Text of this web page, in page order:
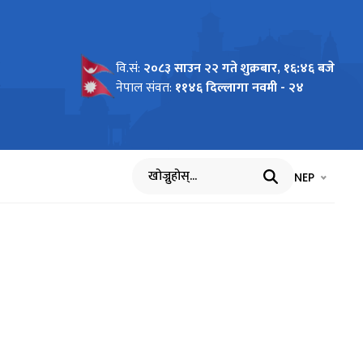
वि.सं: २०८३ साउन २२ गते शुक्रबार, १६:४६ बजे
नेपाल संवत: ११४६ दिल्लागा नवमी - २४
खोज्नुहोस् भाषा चयन
NEP